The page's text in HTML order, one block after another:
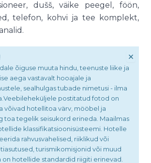
dušš, väike peegel, föön,
telefon, kohvi ja tee komplekt,
õiguse muuta hindu, teenuste liike ja
aega vastavalt hooajale ja
sealhulgas tubade nimetusi - ilma
postitatud fotod on
võivad hotellitoa värv, mööbel ja
toa tegelik seisukord erineda. Maailmas
klassifikatsioonisüsteemi. Hotelle
rahvusvahelised, riiklikud või
turismikomisjonid või muud
on hotellide standardid riigiti erinevad.
×